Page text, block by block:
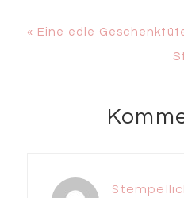
Vorheriger
« Eine edle
Leser-